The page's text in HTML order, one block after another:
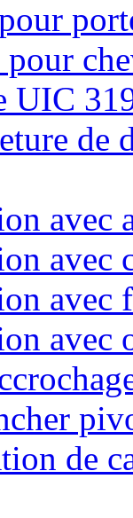
UIC
de
avec
avec
avec
avec
de